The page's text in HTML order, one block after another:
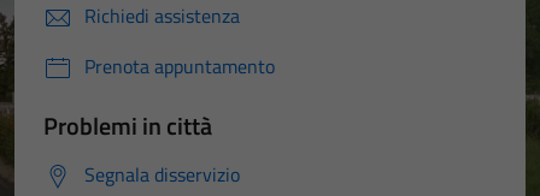
Richiedi assistenza
Prenota appuntamento
Problemi in città
Segnala disservizio